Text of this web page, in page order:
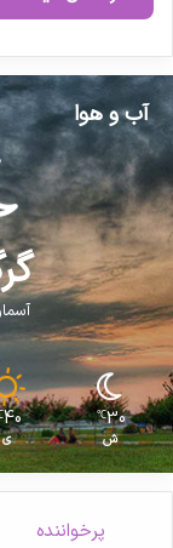
ا
و
ی
ی
)
ظ
ا
ر
ک
ر
د
آب و هوا
30
℃
ش
40
ی
پرخواننده